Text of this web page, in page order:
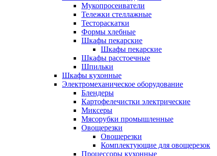
Мукопросеиватели
Тележки стеллажные
Тестораскатки
Формы хлебные
Шкафы пекарские
Шкафы пекарские
Шкафы расстоечные
Шпильки
Шкафы кухонные
Электромеханическое оборудование
Блендеры
Картофелечистки электрические
Миксеры
Мясорубки промышленные
Овощерезки
Овощерезки
Комплектующие для овощерезок
Процессоры кухонные